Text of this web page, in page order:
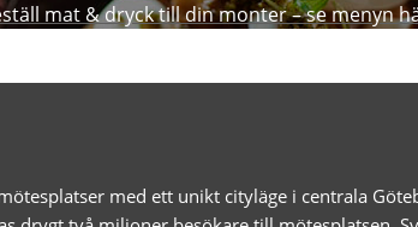
mat & dryck till din monter – se menyn
med ett unikt cityläge i centrala